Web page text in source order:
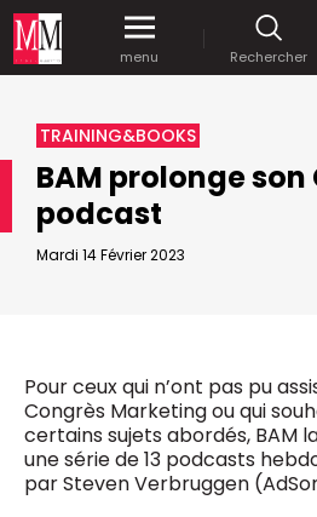
menu Rechercher
TRAINING&BOOKS
BAM prolonge son
podcast
Mardi 14 Février 2023
Pour ceux qui n’ont pas pu
Congrès Marketing ou qui
certains sujets abordés, BAM
une série de 13 podcasts
par Steven Verbruggen
RECHERCHER
ENVOYER VOTRE MOT
MEDIA MARKETING
Mix Brussels - Boulevard du
1170 Bruxelles - Belgique
E-mail :info@mm.be
Managing Director
Jean-Vianney Philippe
0471 92 01 98
jeanvianney@mm.be
Utilisez lesguillemets("")
recherche sur les termes
ordre et à la suite).
Utilisez lesigne +pour
sur les textes comprenants
Accédezgratuitementà
Abonnement